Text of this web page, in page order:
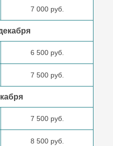
7 000 руб.
6 500 руб.
7 500 руб.
7 500 руб.
8 500 руб.